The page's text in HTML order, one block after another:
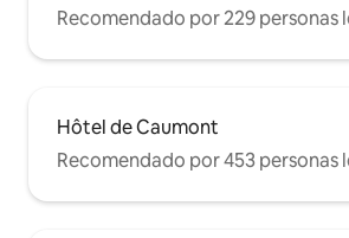
Recomendado por 229 personas
Hôtel de Caumont
Recomendado por 453 personas